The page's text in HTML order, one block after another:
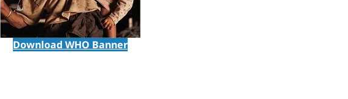
Download WHO Banner